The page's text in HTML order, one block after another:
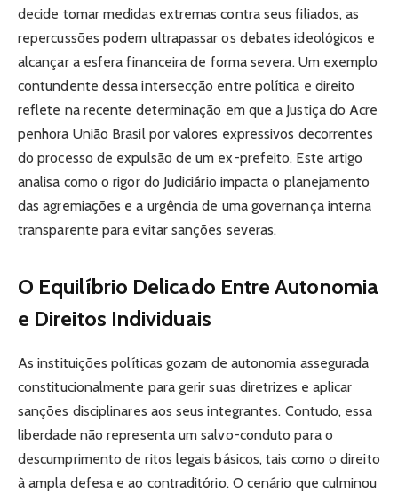
decide tomar medidas extremas contra seus filiados, as
repercussões podem ultrapassar os debates ideológicos e
alcançar a esfera financeira de forma severa. Um exemplo
contundente dessa intersecção entre política e direito
reflete na recente determinação em que a Justiça do Acre
penhora União Brasil por valores expressivos decorrentes
do processo de expulsão de um ex-prefeito. Este artigo
analisa como o rigor do Judiciário impacta o planejamento
das agremiações e a urgência de uma governança interna
transparente para evitar sanções severas.
O Equilíbrio Delicado Entre Autonomia
e Direitos Individuais
As instituições políticas gozam de autonomia assegurada
constitucionalmente para gerir suas diretrizes e aplicar
sanções disciplinares aos seus integrantes. Contudo, essa
liberdade não representa um salvo-conduto para o
descumprimento de ritos legais básicos, tais como o direito
à ampla defesa e ao contraditório. O cenário que culminou